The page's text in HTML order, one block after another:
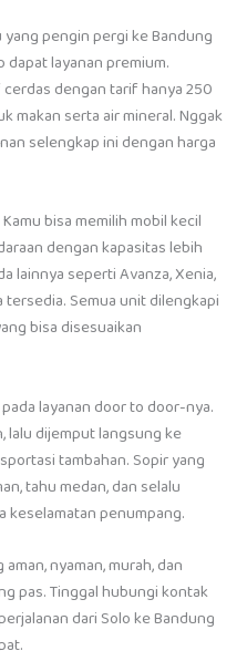
pengin pergi ke Bandung
layanan premium.
dengan tarif hanya 250
makan serta air mineral. Nggak
selengkap ini dengan harga
bisa memilih mobil kecil
dengan kapasitas lebih
lainnya seperti Avanza, Xenia,
tersedia. Semua unit dilengkapi
bisa disesuaikan
layanan door to door-nya.
lalu dijemput langsung ke
tambahan. Sopir yang
tahu medan, dan selalu
keselamatan penumpang.
nyaman, murah, dan
pas. Tinggal hubungi kontak
dari Solo ke Bandung